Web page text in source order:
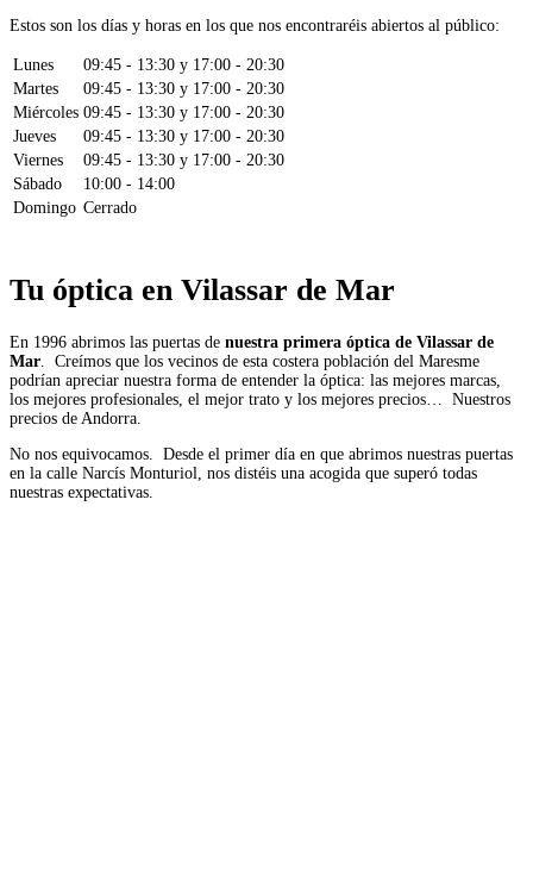
Estos son los días y horas en los que nos encontraréis abiertos al público:
Lunes
09:45 - 13:30 y 17:00 - 20:30
Martes
09:45 - 13:30 y 17:00 - 20:30
Miércoles 09:45 - 13:30 y 17:00 - 20:30
Jueves
09:45 - 13:30 y 17:00 - 20:30
Viernes
09:45 - 13:30 y 17:00 - 20:30
Sábado
10:00 - 14:00
Domingo Cerrado
Tu óptica en Vilassar de Mar
En 1996 abrimos las puertas de nuestra primera óptica de Vilassar de
Mar. Creímos que los vecinos de esta costera población del Maresme
podrían apreciar nuestra forma de entender la óptica: las mejores marcas,
los mejores profesionales, el mejor trato y los mejores precios… Nuestros
precios de Andorra.
No nos equivocamos. Desde el primer día en que abrimos nuestras puertas
en la calle Narcís Monturiol, nos distéis una acogida que superó todas
nuestras expectativas.